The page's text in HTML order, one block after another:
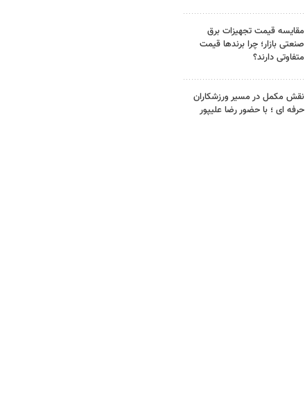
مقایسه قیمت تجهیزات برق
صنعتی بازار؛ چرا برندها قیمت
متفاوتی دارند؟
نقش مکمل در مسیر ورزشکاران
حرفه ای ؛ با حضور رضا علیپور